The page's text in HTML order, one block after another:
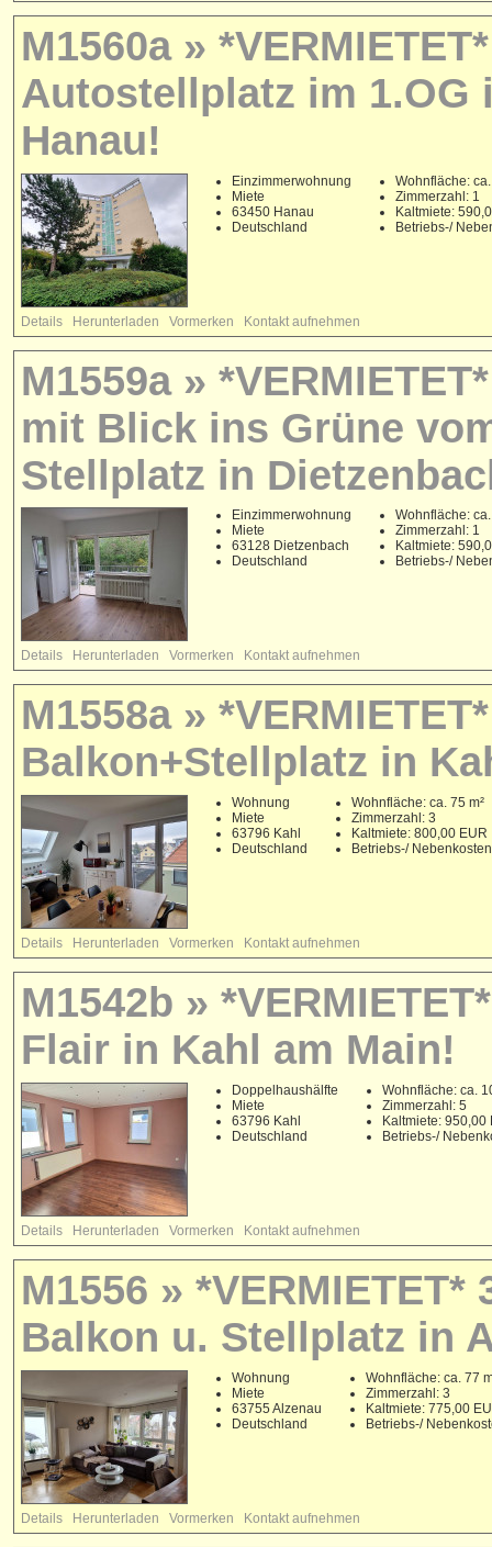
M1560a »
Autostellplatz im 1.OG
Hanau!
Einzimmerwohnung
Miete
63450 Hanau
Deutschland
Wohnfläche: ca.
Zimmerzahl: 1
Kaltmiete:
Betriebs-/
Details Herunterladen Vormerken Kontakt aufnehmen
M1559a »
mit Blick ins Grüne
Stellplatz in
Einzimmerwohnung
Miete
63128 Dietzenbach
Deutschland
Wohnfläche: ca.
Zimmerzahl: 1
Kaltmiete:
Betriebs-/
Details Herunterladen Vormerken Kontakt aufnehmen
M1558a »
Balkon+Stellplatz in
Wohnung
Miete
63796 Kahl
Deutschland
Wohnfläche: ca. 75 m²
Zimmerzahl: 3
Kaltmiete: 800,00 EUR
Betriebs-/
Details Herunterladen Vormerken Kontakt aufnehmen
M1542b »
Flair in Kahl am Main!
Doppelhaushälfte
Miete
63796 Kahl
Deutschland
Wohnfläche: ca.
Zimmerzahl: 5
Kaltmiete: 950,00
Betriebs-/
Details Herunterladen Vormerken Kontakt aufnehmen
M1556 »
Balkon u. Stellplatz in
Wohnung
Miete
63755 Alzenau
Deutschland
Wohnfläche: ca. 77
Zimmerzahl: 3
Kaltmiete: 775,00
Betriebs-/
Details Herunterladen Vormerken Kontakt aufnehmen